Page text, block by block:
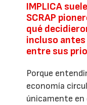
IMPLICA
SCRAP
qué
incluso antes
entre sus
Porque
economía
únicamente en